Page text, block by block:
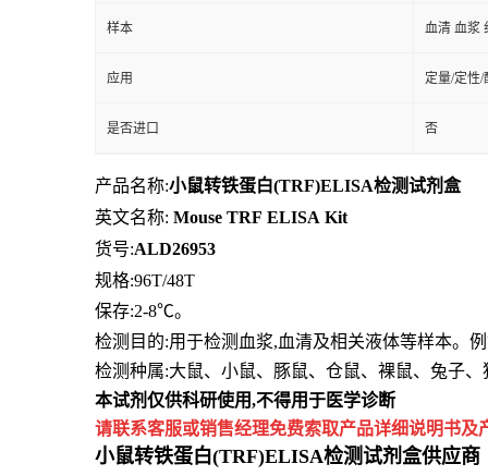
样本 血清 血浆
应用 定量/定性/
是否进口 否
产品名称:小鼠转铁蛋白(TRF)ELISA检测试剂盒
英文名称: Mouse TRF ELISA Kit
货号:ALD26953
规格:96T/48T
保存:2-8℃。
检测目的:用于检测血浆,血清及相关液体等样本。
检测种属:大鼠、小鼠、豚鼠、仓鼠、裸鼠、兔子
本试剂仅供科研使用,不得用于医学诊断
请联系客服或销售经理免费索取产品详细说明书及
小鼠转铁蛋白(TRF)ELISA检测试剂盒供应商